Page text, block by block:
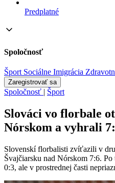
Predplatné
Spoločnosť
Šport Sociálne Imigrácia
Zaregistrovať sa
Spoločnosť | Šport
Slováci vo florbale
Nórskom a vyhrali
Slovenskí florbalisti zvíťazili v
Švajčiarsku nad Nórskom 7:6.
0:3, ale v prostrednej časti